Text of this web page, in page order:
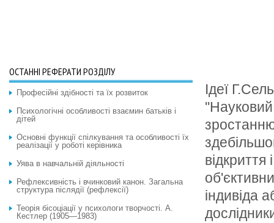
Ідеї
відкриття
індивіда
ОСТАННІ РЕФЕРАТИ РОЗДІЛУ
Професійні здібності та їх розвиток
Психологічні особливості взаємин батьків і
дітей
Основні функції спілкування та особливості їх
реалізації у роботі керівника
Уява в навчальній діяльності
Рефлексивність і вчинковий канон. Загальна
структура післядії (рефлексії)
Теорія бісоціації у психологи творчості. А.
Кестлер (1905—1983)